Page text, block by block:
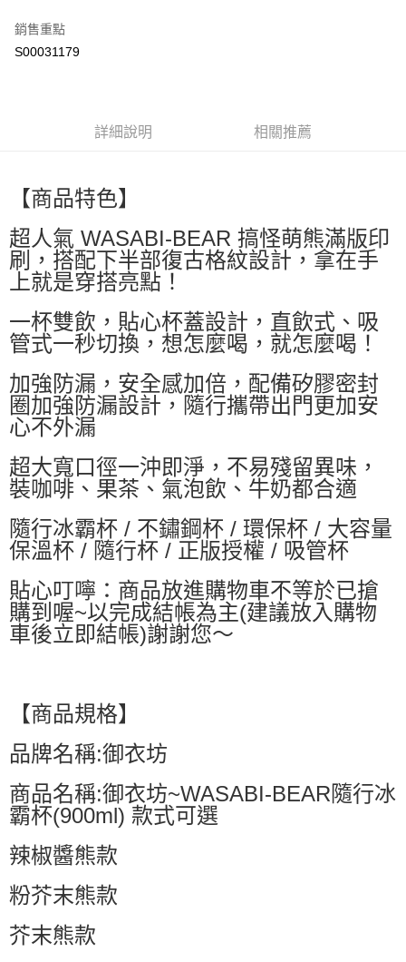
ATM付款
萊爾富取貨付款
每筆NT$60，滿NT$599(含以上)免運費
付款後萊爾富取貨
每筆NT$60，滿NT$599(含以上)免運費
7-11付款取貨
每筆NT$60，滿NT$599(含以上)免運費
付款後7-11取貨
每筆NT$60，滿NT$599(含以上)免運費
每筆NT$80，滿NT$799(含以上)免運費
國家/地區配送0330 查看運費
銷售重點
S00031179
詳細說明 相關推薦
【商品特色】
超人氣 WASABI-BEAR 搞怪萌熊滿版印
刷，搭配下半部復古格紋設計，拿在手
上就是穿搭亮點！
一杯雙飲，貼心杯蓋設計，直飲式、吸
管式一秒切換，想怎麼喝，就怎麼喝！
加強防漏，安全感加倍，配備矽膠密封
圈加強防漏設計，隨行攜帶出門更加安
心不外漏
超大寬口徑一沖即淨，不易殘留異味，
裝咖啡、果茶、氣泡飲、牛奶都合適
隨行冰霸杯 / 不鏽鋼杯 / 環保杯 / 大容量
保溫杯 / 隨行杯 / 正版授權 / 吸管杯
貼心叮嚀：商品放進購物車不等於已搶
購到喔~以完成結帳為主(建議放入購物
車後立即結帳)謝謝您～
【商品規格】
品牌名稱:御衣坊
商品名稱:御衣坊~WASABI-BEAR隨行冰
霸杯(900ml) 款式可選
辣椒醬熊款
粉芥末熊款
芥末熊款